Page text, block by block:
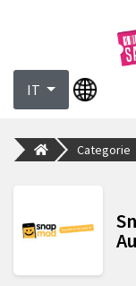
IT
Categorie